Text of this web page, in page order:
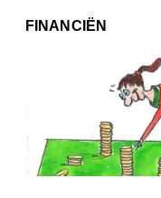
FINANCIËN